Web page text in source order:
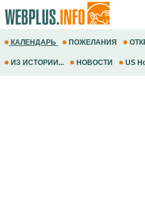
КАЛЕНДАРЬ ПОЖЕЛАНИЯ
ИЗ ИСТОРИИ... НОВОСТИ US